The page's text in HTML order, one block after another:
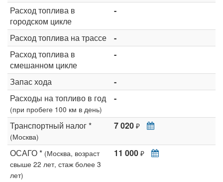
Расход топлива в
городском цикле
-
Расход топлива на трассе
-
Расход топлива в
смешанном цикле
-
Запас хода
-
Расходы на топливо в год
(при пробеге 100 км в день)
-
Транспортный налог *
(Москва)
7 020 ₽
ОСАГО * (Москва, возраст
свыше 22 лет, стаж более 3
лет)
11 000 ₽